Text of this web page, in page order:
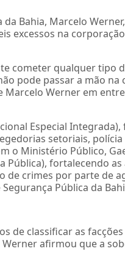
Bahia, Marcelo
excessos na
cometer qualquer tipo
pode passar a mão
Marcelo Werner em
Especial
setoriais,
o Ministério Público,
Pública), fortalecendo
de crimes por parte de
Pública da
de classificar as
afirmou que a